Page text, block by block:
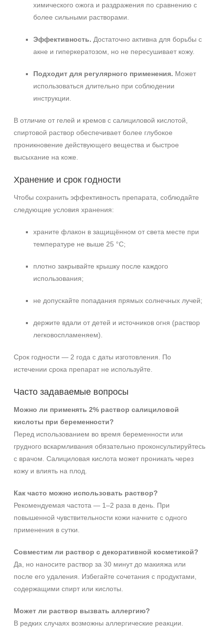
химического ожога и раздражения по сравнению с
более сильными растворами.
Эффективность. Достаточно активна для борьбы с
акне и гиперкератозом, но не пересушивает кожу.
Подходит для регулярного применения. Может
использоваться длительно при соблюдении
инструкции.
В отличие от гелей и кремов с салициловой кислотой,
спиртовой раствор обеспечивает более глубокое
проникновение действующего вещества и быстрое
высыхание на коже.
Хранение и срок годности
Чтобы сохранить эффективность препарата, соблюдайте
следующие условия хранения:
храните флакон в защищённом от света месте при
температуре не выше 25 °C;
плотно закрывайте крышку после каждого
использования;
не допускайте попадания прямых солнечных лучей;
держите вдали от детей и источников огня (раствор
легковоспламеняем).
Срок годности — 2 года с даты изготовления. По
истечении срока препарат не используйте.
Часто задаваемые вопросы
Можно ли применять 2% раствор салициловой
кислоты при беременности?
Перед использованием во время беременности или
грудного вскармливания обязательно проконсультируйтесь
с врачом. Салициловая кислота может проникать через
кожу и влиять на плод.
Как часто можно использовать раствор?
Рекомендуемая частота — 1–2 раза в день. При
повышенной чувствительности кожи начните с одного
применения в сутки.
Совместим ли раствор с декоративной косметикой?
Да, но наносите раствор за 30 минут до макияжа или
после его удаления. Избегайте сочетания с продуктами,
содержащими спирт или кислоты.
Может ли раствор вызвать аллергию?
В редких случаях возможны аллергические реакции.